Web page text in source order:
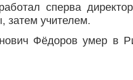
сперва
затем учителем.
Фёдоров умер в